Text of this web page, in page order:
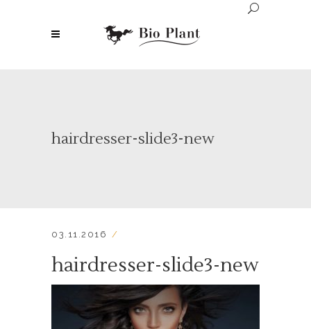
hairdresser-slide3-new
03.11.2016
hairdresser-slide3-new